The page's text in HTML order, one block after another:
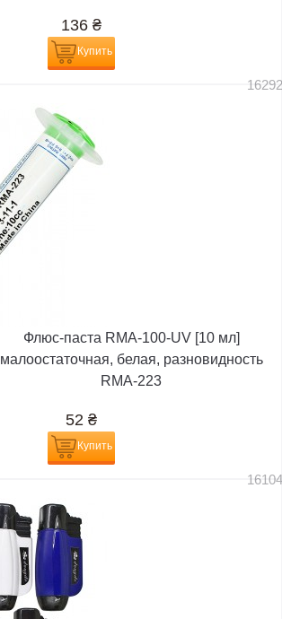
136 ₴
Купить
Флюс-паста RMA-100-UV [10 мл]
малоостаточная, белая, разновидность
RMA-223
52 ₴
Купить